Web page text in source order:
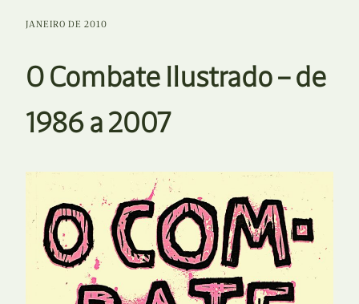
JANEIRO DE 2010
O Combate Ilustrado – de
1986 a 2007